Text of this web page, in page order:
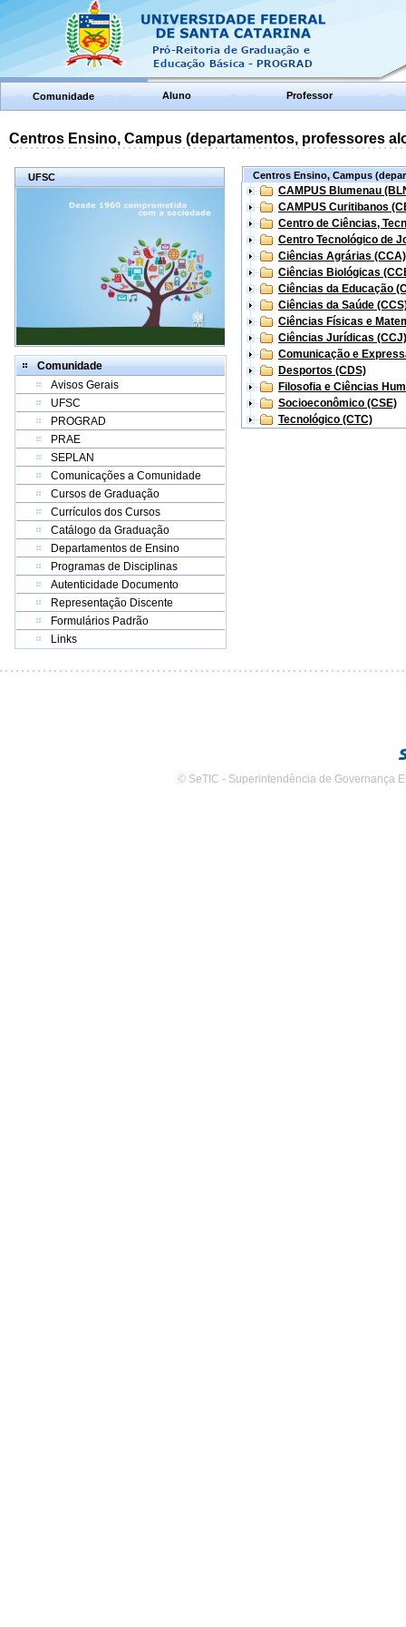
Comunidade Aluno Professor
Centros Ensino, Campus (departamentos, professores
UFSC
Comunidade
Avisos Gerais
UFSC
PROGRAD
PRAE
SEPLAN
Comunicações a Comunidade
Cursos de Graduação
Currículos dos Cursos
Catálogo da Graduação
Departamentos de Ensino
Programas de Disciplinas
Autenticidade Documento
Representação Discente
Formulários Padrão
Links
Centros Ensino, Campus
CAMPUS Blumenau
CAMPUS Curitibanos
Centro de Ciências,
Centro Tecnológico de
Ciências Agrárias (CCA)
Ciências Biológicas
Ciências da Educação
Ciências da Saúde
Ciências Físicas e
Ciências Jurídicas (CCJ)
Comunicação e
Desportos (CDS)
Filosofia e Ciências
Socioeconômico (CSE)
Tecnológico (CTC)
© SeTIC - Superintendência de Governança